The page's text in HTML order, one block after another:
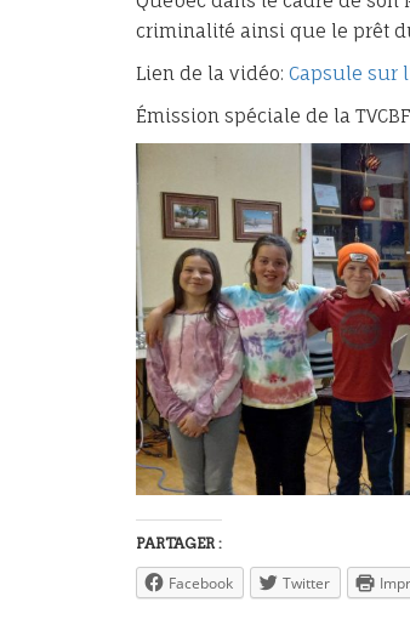
criminalité ainsi que le prêt
Lien de la vidéo: Capsule sur
Émission spéciale de la
PARTAGER :
Facebook Twitter